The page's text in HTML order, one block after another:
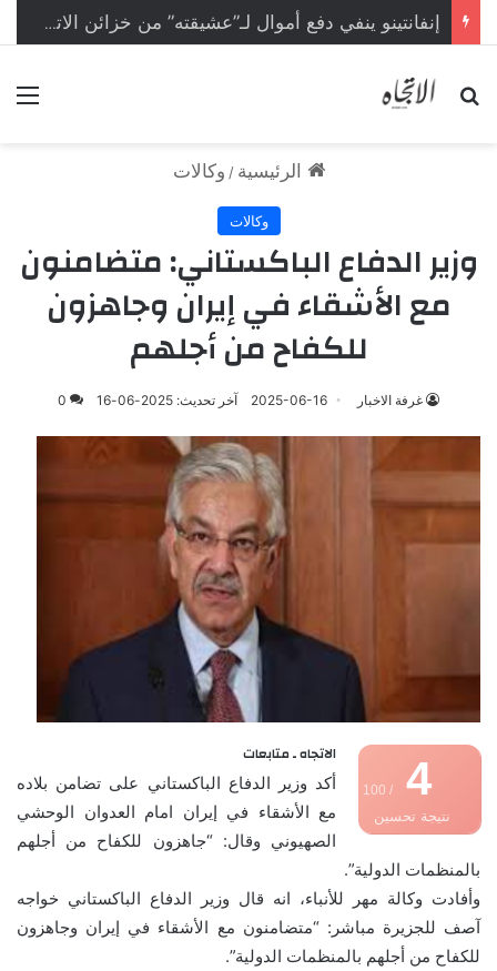
إنفانتينو ينفي دفع أموال لـ”عشيقته” من خزائن الاتحاد الأوروبي
بحث عن
الرئيسية / وكالات
وكالات
وزير الدفاع الباكستاني: متضامنون
مع الأشقاء في إيران وجاهزون
للكفاح من أجلهم
غرفة الاخبار 2025-06-16 آخر تحديث: 2025-06-16 0
4
/ 100
نتيجة تحسين
الاتجاه ـ متابعات
أكد وزير الدفاع الباكستاني على تضامن بلاده
مع الأشقاء في إيران امام العدوان الوحشي
الصهيوني وقال: “جاهزون للكفاح من أجلهم
بالمنظمات الدولية”.
وأفادت وكالة مهر للأنباء، انه قال وزير الدفاع الباكستاني خواجه
آصف للجزيرة مباشر: “متضامنون مع الأشقاء في إيران وجاهزون
للكفاح من أجلهم بالمنظمات الدولية”.